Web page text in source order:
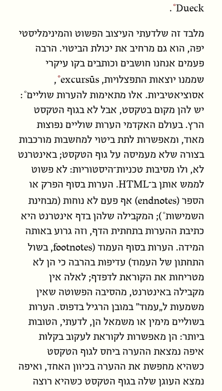
Dueck
.
מלבד זה שלדעתי העיצוב הפשוט והמינימליסטי
יפה, הוא גם מרחיב את יכולת הביטוי. הרבה
פעמים אנחנו חושבים וכותבים בקו עיקרי
שממנו יוצאות התפצלויות, excursūs
,
אסוציאטיביות. אלו מתאימות להערות שוליים :
יש להן מקום בטקסט, אבל לא בגוף הטקסט
הרץ. בעולם האקדמי הערות שוליים נפוצות
מאוד, ומאפשרות לתת ביטוי למחשבות מורכבות
בצורה שלא מעמיסה על גוף הטקסט; באינטרנט
לא, ולו מסיבות טכניות־היסטוריות: לא פשוט
לממש אותן ב־HTML. הערות בסוף הפרק או
הספר (endnotes) אף פעם לא נוחות (מבחינת
השמישות ); המקבילה שלהן בדף אינטרנט היא
כתיבת ההערות בתחתית הדף, וזה גרוע באותה
המידה. הערות בסוף העמוד (footnotes, בשול
התחתון של העמוד) עדיפות בהרבה כי הן לא
מטריחות את הקוראת לדפדף; לאלה אין
מקבילה באינטרנט, מהסיבה הפשוטה שאין
משמעות ל„עמוד” במובן הרגיל בדפוס. הערות
בשוליים מימין או משמאל הן, לדעתי, הטובות
ביותר: הן מאפשרות לקוראת לעקוב בקלות
איפה נמצאת ההערה ביחס לגוף הטקסט
כשהיא מחפשת את ההערה בכיוון האחד, ואיפה
נמצא העוגן שלה בגוף הטקסט כשהיא רוצה